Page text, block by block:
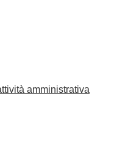
amministrativa